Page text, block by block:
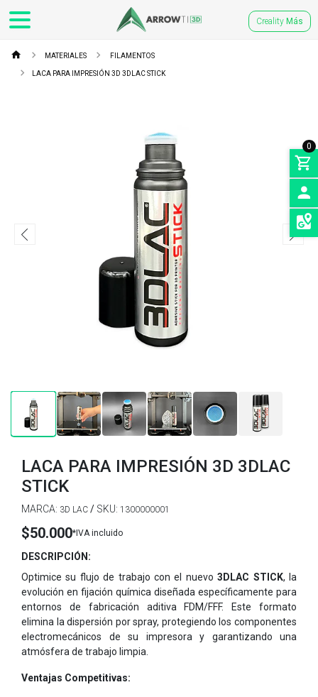
Creality Más
0
MATERIALES FILAMENTOS
LACA PARA IMPRESIÓN 3D 3DLAC STICK
LACA PARA IMPRESIÓN 3D 3DLAC
STICK
MARCA: 3D LAC / SKU: 1300000001
$50.000*IVA incluido
DESCRIPCIÓN:
Optimice su flujo de trabajo con el nuevo3DLAC STICK, la
evolución en fijación química diseñada específicamente para
entornos de fabricación aditiva FDM/FFF. Este formato
elimina la dispersión por spray, protegiendo los componentes
electromecánicos de su impresora y garantizando una
atmósfera de trabajo limpia.
Ventajas Competitivas: